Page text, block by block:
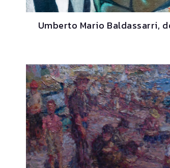
Umberto Mario Baldassarri,